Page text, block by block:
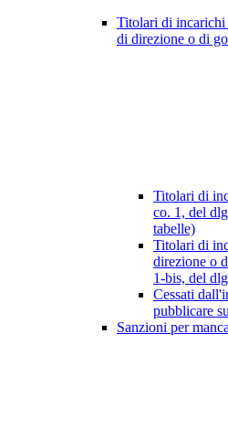
Titolari di
di direzione o di
Titolari di
co. 1, del
tabelle)
Titolari di
direzione o
1-bis, del
Cessati
pubblicare
Sanzioni per